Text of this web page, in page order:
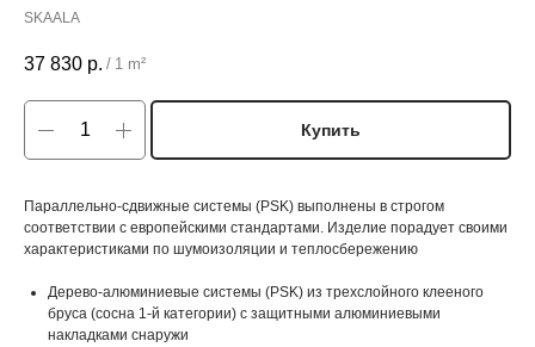
SKAALA
37 830 р. / 1 m²
Купить
Параллельно-сдвижные системы (PSK) выполнены в строгом
соответствии с европейскими стандартами. Изделие порадует своими
характеристиками по шумоизоляции и теплосбережению
Дерево-алюминиевые системы (PSK) из трехслойного клееного
бруса (сосна 1-й категории) с защитными алюминиевыми
накладками снаружи